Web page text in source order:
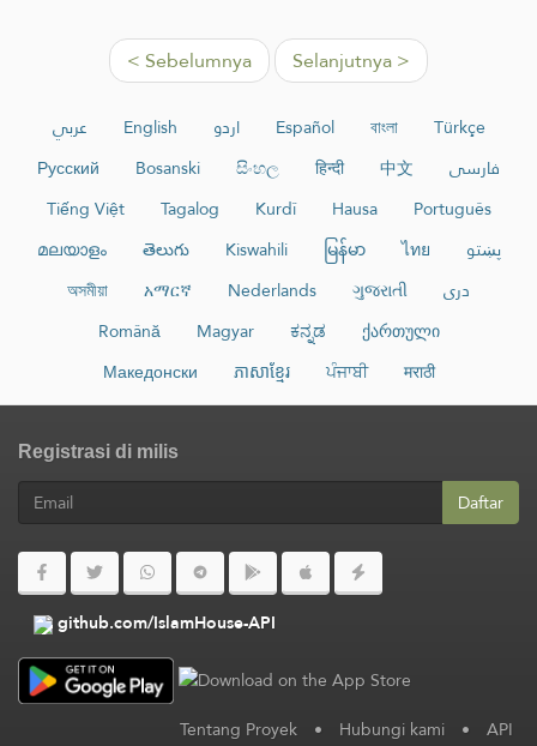
< Sebelumnya Selanjutnya >
عربي English اردو Español বাংলা
Türkçe
Русский
Bosanski සිංහල हिन्दी 中文
فارسی
Tiếng Việt
Tagalog Kurdî Hausa
Português
മലയാളം
తెలుగు Kiswahili မြန်မာ ไทย
پښتو
অসমীয়া
አማርኛ Nederlands ગુજરાતી
دری
Română
Magyar ಕನ್ನಡ
ქართული
Македонски
ភាសាខ្មែរ ਪੰਜਾਬੀ मराठी
Registrasi di milis
Daftar
github.com/IslamHouse-API
Tentang Proyek • Hubungi kami • API